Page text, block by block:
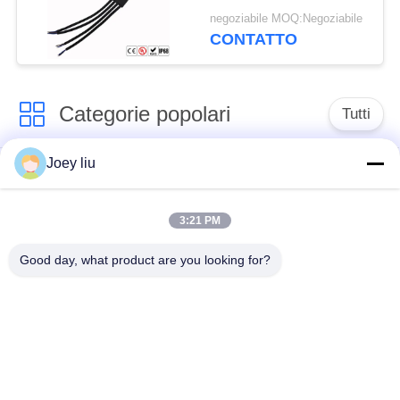
modi T
negoziabile MOQ:Negoziabile
CONTATTO
Categorie popolari Tutti
Connettore circolare
impermeabile di
bassa tensione
Connettore
Supporto della
Joey liu
3:21 PM
Good day, what product are you looking for?